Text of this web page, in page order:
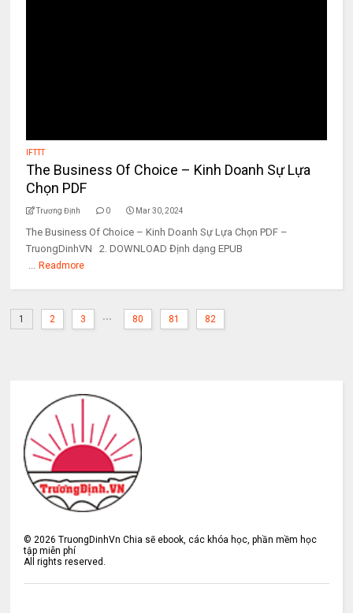
IFTTT
The Business Of Choice – Kinh Doanh Sự Lựa
Chọn PDF
Trương Định 0 Mar 30, 2024
The Business Of Choice – Kinh Doanh Sự Lựa Chọn PDF –
TruongDinhVN 2. DOWNLOAD Định dạng EPUB
... Readmore
1 2 3 ... 80 81 82
©2026 TruongDinhVn Chia sẽ ebook, các khóa học, phần mềm học
tập miễn phí
All rights reserved.